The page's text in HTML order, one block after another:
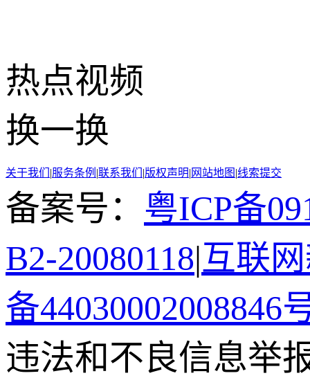
热点视频
换一换
关于我们 |服务条例 |联系我们 |版权声明| 网站地图 |线索提交
备案号： 粤ICP备
B2-20080118|互联
备44030002008846
违法和不良信息举